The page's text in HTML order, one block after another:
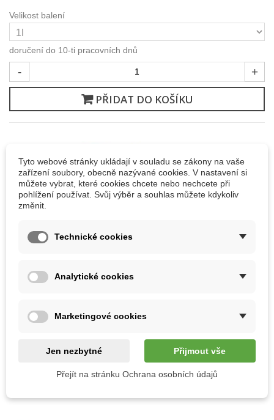
Velikost balení
doručení do 10-ti pracovních dnů
- +
PŘIDAT DO KOŠÍKU
Značka:
30 DALŠÍCH PRODUKTŮ VE STEJNÉ KATEGORII:
Tyto webové stránky ukládají v souladu se zákony na vaše
zařízení soubory, obecně nazývané cookies. V nastavení si
můžete vybrat, které cookies chcete nebo nechcete při
pohlížení používat. Svůj výběr a souhlas můžete kdykoliv
změnit.
Technické cookies
Analytické cookies
Marketingové cookies
Jen nezbytné Přijmout vše
Přejít na stránku Ochrana osobních údajů